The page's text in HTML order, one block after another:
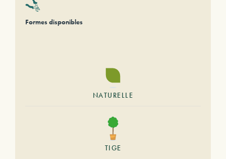
Formes disponibles
NATURELLE
TIGE